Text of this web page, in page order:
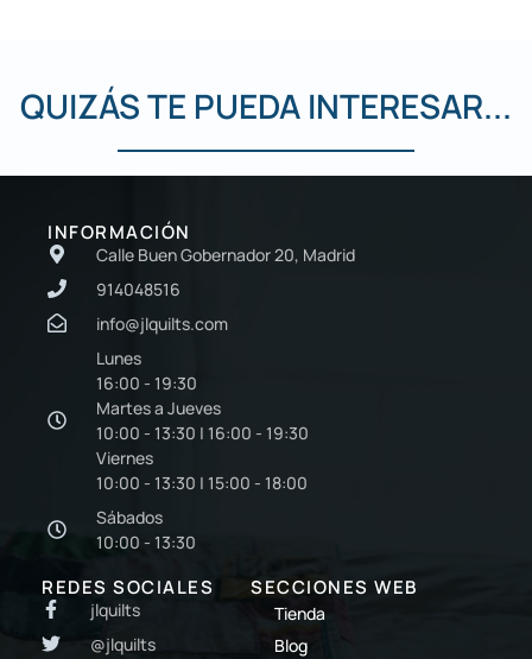
QUIZÁS TE PUEDA INTERESAR...
INFORMACIÓN
Calle Buen Gobernador 20, Madrid
914048516
info@jlquilts.com
Lunes
16:00 - 19:30
Martes a Jueves
10:00 - 13:30 | 16:00 - 19:30
Viernes
10:00 - 13:30 | 15:00 - 18:00
Sábados
10:00 - 13:30
REDES SOCIALES
jlquilts
@jlquilts
SECCIONES WEB
Tienda
Blog